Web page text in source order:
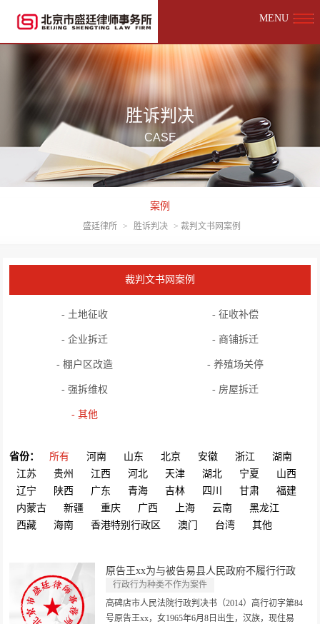
MENU
胜诉判决
CASE
案例
盛廷律所 > 胜诉判决 > 裁判文书网案例
裁判文书网案例
- 土地征收 - 征收补偿
- 企业拆迁 - 商铺拆迁
- 棚户区改造 - 养殖场关停
- 强拆维权 - 房屋拆迁
- 其他
省份： 所有 河南 山东 北京 安徽 浙江
湖南
江苏
贵州 江西 河北 天津 湖北 宁夏
山西
辽宁
陕西 广东 青海 吉林 四川 甘肃
福建
内蒙古
新疆 重庆 广西 上海 云南
黑龙江
西藏
海南 香港特别行政区 澳门 台湾 其他
原告王xx为与被告易县人民政府不履行行政
复...
行政行为种类不作为案件
高碑店市人民法院行政判决书（2014）高行初字第84
号原告王xx，女1965年6月8日出生，汉族，现住易